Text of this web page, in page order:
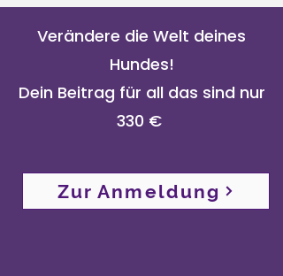
Verändere die Welt deines
Hundes!
Dein Beitrag für all das sind nur
330 €
Zur Anmeldung